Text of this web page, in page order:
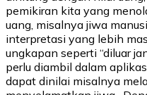
pemikiran kita yang
uang, misalnya jiwa
interpretasi yang lebih
ungkapan seperti “diluar
perlu diambil dalam
dapat dinilai misalnya